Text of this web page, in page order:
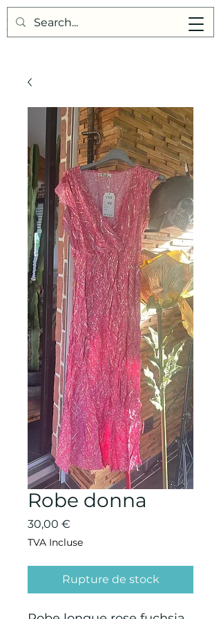
Points de Suture
Robe donna
30,00 €
TVA Incluse
Rupture de stock